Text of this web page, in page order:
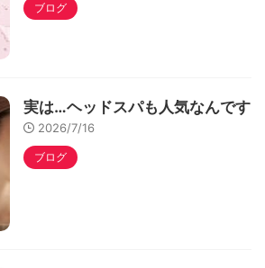
ブログ
実は…ヘッドスパも人気なんです
2026/7/16
ブログ